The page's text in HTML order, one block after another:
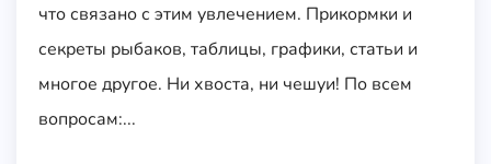
что связано с этим увлечением. Прикормки и
секреты рыбаков, таблицы, графики, статьи и
многое другое. Ни хвоста, ни чешуи! По всем
вопросам:...